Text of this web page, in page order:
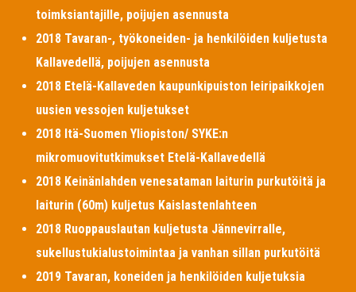
toimksiantajille, poijujen asennusta
2018 Tavaran-, työkoneiden- ja henkilöiden kuljetusta
Kallavedellä, poijujen asennusta
2018 Etelä-Kallaveden kaupunkipuiston leiripaikkojen
uusien vessojen kuljetukset
2018 Itä-Suomen Yliopiston/ SYKE:n
mikromuovitutkimukset Etelä-Kallavedellä
2018 Keinänlahden venesataman laiturin purkutöitä ja
laiturin (60m) kuljetus Kaislastenlahteen
2018 Ruoppauslautan kuljetusta Jännevirralle,
sukellustukialustoimintaa ja vanhan sillan purkutöitä
2019 Tavaran, koneiden ja henkilöiden kuljetuksia